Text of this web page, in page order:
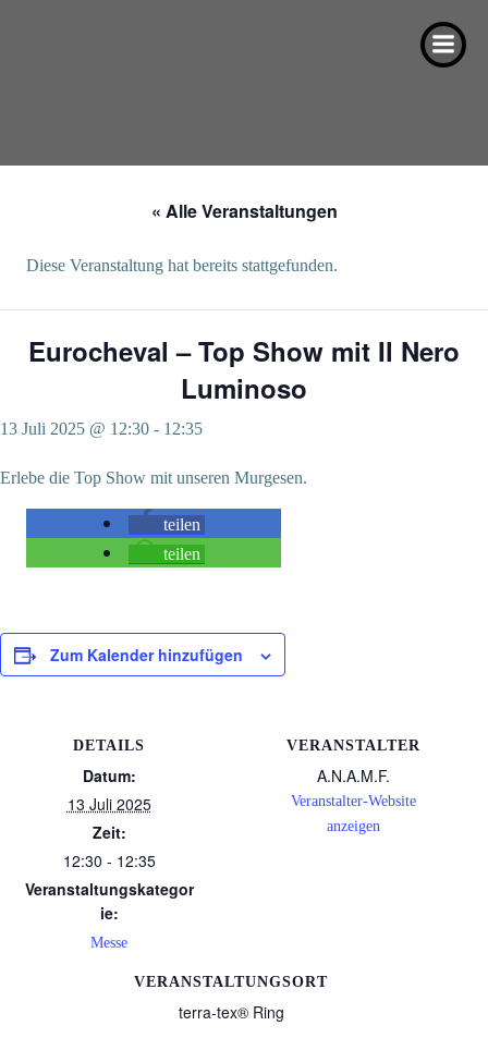
« Alle Veranstaltungen
Diese Veranstaltung hat bereits stattgefunden.
Eurocheval – Top Show mit Il Nero
Luminoso
13 Juli 2025 @ 12:30 - 12:35
Erlebe die Top Show mit unseren Murgesen.
teilen
teilen
Zum Kalender hinzufügen
DETAILS
Datum:
13 Juli 2025
Zeit:
12:30 - 12:35
Veranstaltungskategor
ie:
Messe
VERANSTALTUNGSORT
terra-tex® Ring
VERANSTALTER
A.N.A.M.F.
Veranstalter-Website
anzeigen